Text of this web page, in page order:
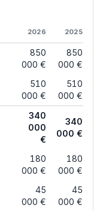
2026 2025
850
000 €
850
000 €
510
000 €
510
000 €
340
000
€
340
000 €
180
000 €
180
000 €
45
000 €
45
000 €